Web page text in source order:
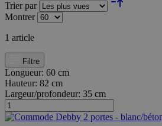
Trier par
Montrer
1 article
Filtre
Longueur: 60 cm
Hauteur: 82 cm
Largeur/profondeur: 35 cm